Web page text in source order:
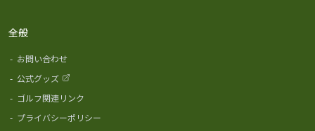
全般
- お問い合わせ
- 公式グッズ
- ゴルフ関連リンク
- プライバシーポリシー